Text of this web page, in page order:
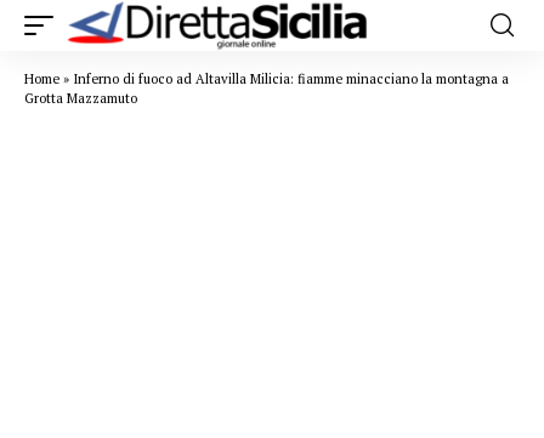
Home » Inferno di fuoco ad Altavilla Milicia: fiamme minacciano la montagna a
Grotta Mazzamuto